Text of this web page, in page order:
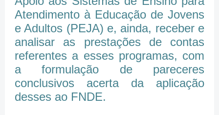
Atendimento à Educação de Jovens
e Adultos (PEJA) e, ainda, receber e
analisar as prestações de contas
referentes a esses programas, com
a formulação de pareceres
conclusivos acerta da aplicação
desses ao FNDE.